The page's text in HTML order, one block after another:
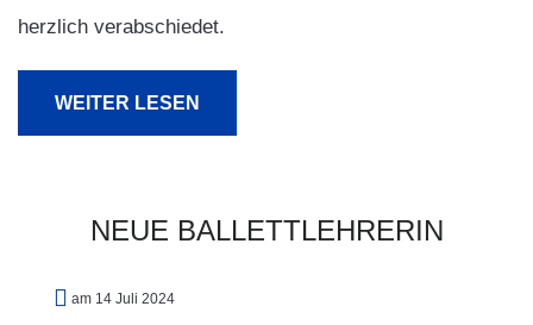
herzlich verabschiedet.
WEITER LESEN
NEUE BALLETTLEHRERIN
am 14 Juli 2024